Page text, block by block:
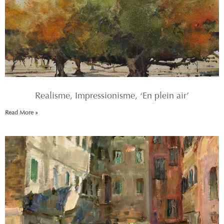
Realisme, Impressionisme, ‘En plein air’
Read More »